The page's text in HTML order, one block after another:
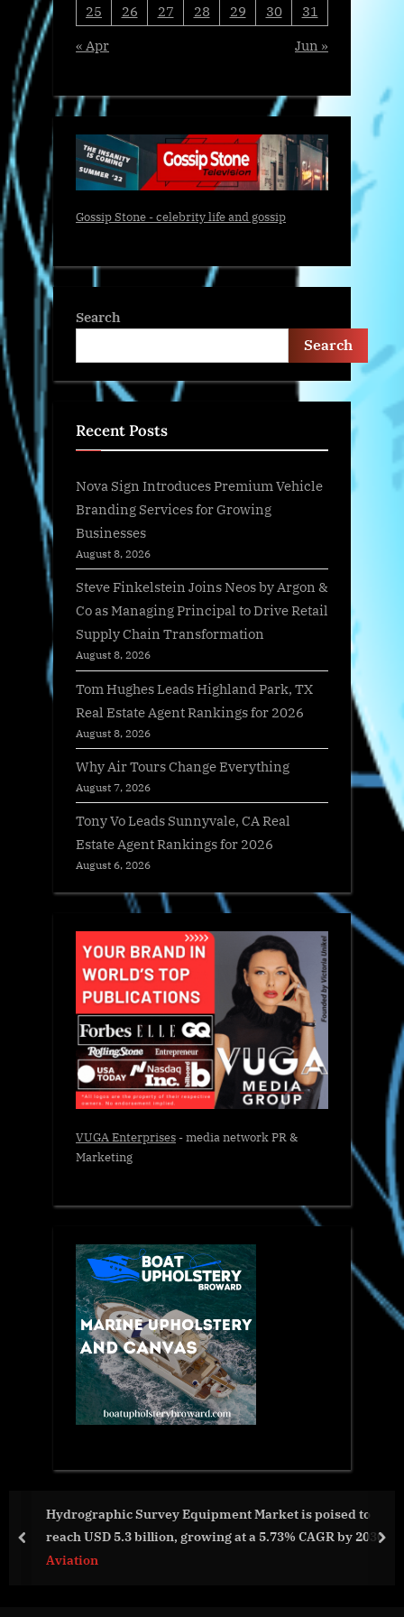
25
26 27 28 29 30
31
« Apr
Jun »
Gossip Stone - celebrity life and gossip
Search
Search
Recent Posts
Nova Sign Introduces Premium Vehicle
Branding Services for Growing
Businesses
August 8, 2026
Steve Finkelstein Joins Neos by Argon &
Co as Managing Principal to Drive Retail
Supply Chain Transformation
August 8, 2026
Tom Hughes Leads Highland Park, TX
Real Estate Agent Rankings for 2026
August 8, 2026
Why Air Tours Change Everything
August 7, 2026
Tony Vo Leads Sunnyvale, CA Real
Estate Agent Rankings for 2026
August 6, 2026
VUGA Enterprises- media network PR &
Marketing
Hydrographic Survey Equipment Market is poised to
reach USD 5.3 billion, growing at a 5.73% CAGR by 2030
Aviation
prev